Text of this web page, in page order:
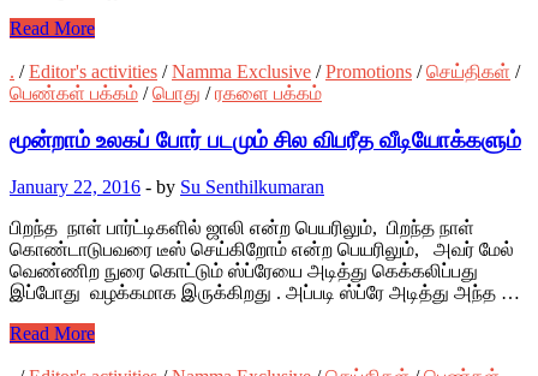
Read More
. /Editor's activities /Namma Exclusive /Promotions /செய்திகள் /
பெண்கள் பக்கம் /பொது /ரகளை பக்கம்
மூன்றாம் உலகப் போர் படமும் சில விபரீத வீடியோக்களும்
January 22, 2016 - by Su Senthilkumaran
பிறந்த நாள் பார்ட்டிகளில் ஜாலி என்ற பெயரிலும், பிறந்த நாள்
கொண்டாடுபவரை டீஸ் செய்கிறோம் என்ற பெயரிலும், அவர் மேல்
வெண்ணிற நுரை கொட்டும் ஸ்ப்ரேயை அடித்து கெக்கலிப்பது
இப்போது வழக்கமாக இருக்கிறது . அப்படி ஸ்ப்ரே அடித்து அந்த …
Read More